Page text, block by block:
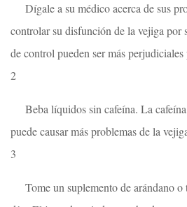
Dígale a su médico acerca de sus
controlar su disfunción de la vejiga por
de control pueden ser más perjudiciales
2
Beba líquidos sin cafeína. La
puede causar más problemas de la
3
Tome un suplemento de arándano